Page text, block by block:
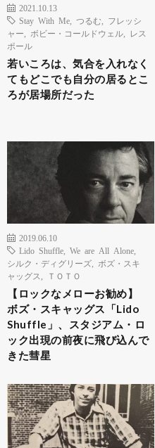
2021.10.13
Stay With Me
つるむ
フレッシ
ャー
ボビー・コールドウェル
レス
ポール
若いころは、気合を入れなく
てもどこでも自分の居るとこ
ろが居場所だった
2019.06.10
Lido Shuffle
We are All Alone
シルク・ディグリーズ
ボズ・スキ
ャッグス
ＴＯＴＯ
【ロックなメローお勧め】
ボズ・スキャッグス「Lido
Shuffle」、スタジアム・ロ
ック出現の前夜に飛び込んで
きた彗星